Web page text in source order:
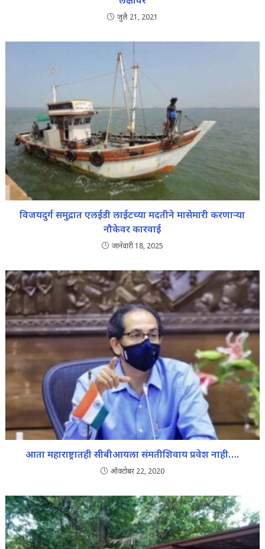
जुलै 21, 2021
विजयदुर्ग समुद्रात एलईडी लाईटच्या मदतीने मासेमारी करणाऱ्या
नौकेवर कारवाई
जानेवारी 18, 2025
आता महाराष्ट्रातही सीबीआयला संमतीशिवाय प्रवेश नाही….
ऑक्टोबर 22, 2020